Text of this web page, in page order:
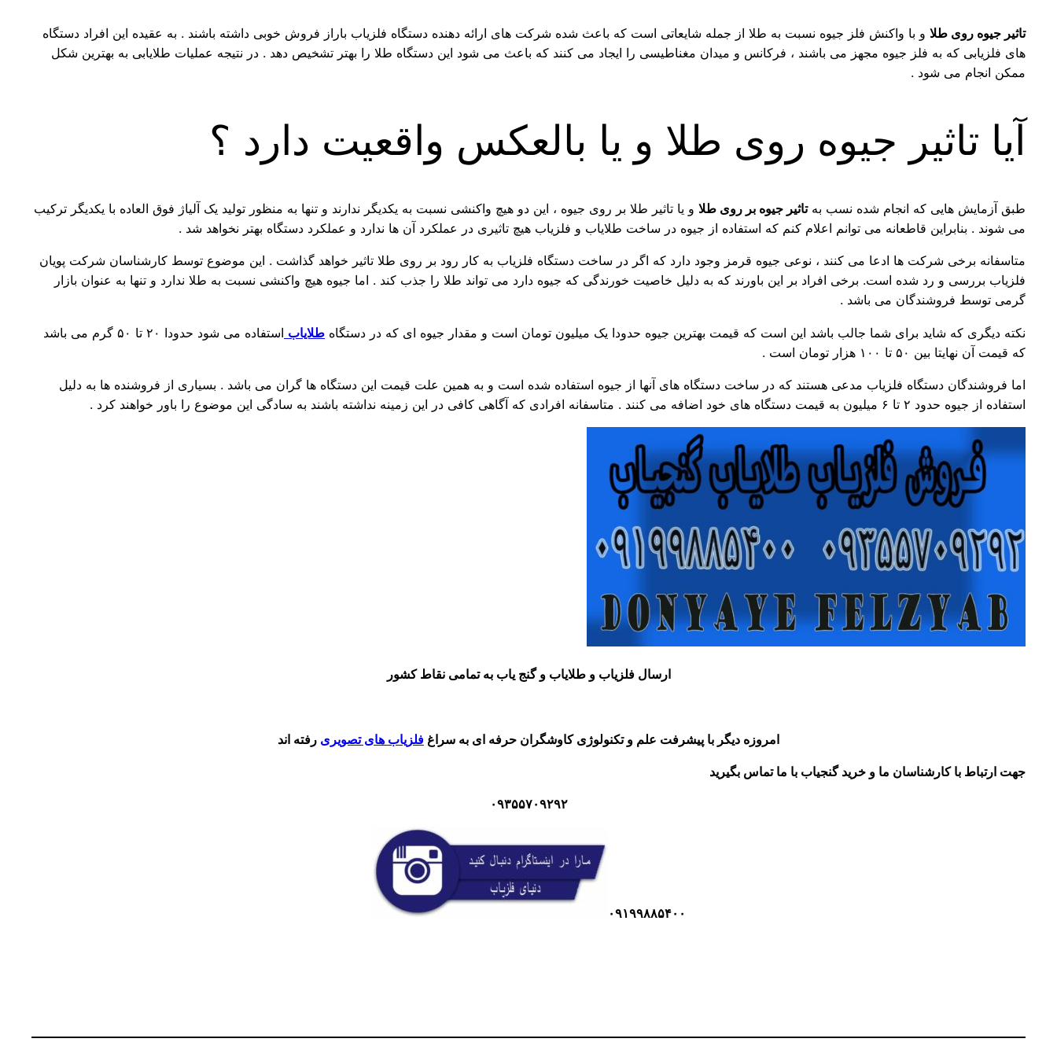
تاثیر جیوه روی طلا و با واکنش فلز جیوه نسبت به طلا از جمله شایعاتی است که باعث شده شرکت های ارائه دهنده دستگاه فلزیاب باراز فروش خوبی داشته باشند . به عقیده این افراد دستگاه
های فلزیابی که به فلز جیوه مجهز می باشند ، فرکانس و میدان مغناطیسی را ایجاد می کنند که باعث می شود این دستگاه طلا را بهتر تشخیص دهد . در نتیجه عملیات طلایابی به بهترین شکل
ممکن انجام می شود .
آیا تاثیر جیوه روی طلا و یا بالعکس واقعیت دارد ؟
طبق آزمایش هایی که انجام شده نسب بهتاثیر جیوه بر روی طلا و یا تاثیر طلا بر روی جیوه ، این دو هیچ واکنشی نسبت به یکدیگر ندارند و تنها به منظور تولید یک آلیاژ فوق العاده با یکدیگر ترکیب
می شوند . بنابراین قاطعانه می توانم اعلام کنم که استفاده از جیوه در ساخت طلایاب و فلزیاب هیچ تاثیری در عملکرد آن ها ندارد و عملکرد دستگاه بهتر نخواهد شد .
متاسفانه برخی شرکت ها ادعا می کنند ، نوعی جیوه قرمز وجود دارد که اگر در ساخت دستگاه فلزیاب به کار رود بر روی طلا تاثیر خواهد گذاشت . این موضوع توسط کارشناسان شرکت پویان
فلزیاب بررسی و رد شده است. برخی افراد بر این باورند که به دلیل خاصیت خورندگی که جیوه دارد می تواند طلا را جذب کند . اما جیوه هیچ واکنشی نسبت به طلا ندارد و تنها به عنوان بازار
گرمی توسط فروشندگان می باشد .
نکته دیگری که شاید برای شما جالب باشد این است که قیمت بهترین جیوه حدودا یک میلیون تومان است و مقدار جیوه ای که در دستگاه طلایاب
استفاده می شود حدودا ۲۰ تا ۵۰ گرم می باشد
که قیمت آن نهایتا بین ۵۰ تا ۱۰۰ هزار تومان است .
اما فروشندگان دستگاه فلزیاب مدعی هستند که در ساخت دستگاه های آنها از جیوه استفاده شده است و به همین علت قیمت این دستگاه ها گران می باشد . بسیاری از فروشنده ها به دلیل
استفاده از جیوه حدود ۲ تا ۶ میلیون به قیمت دستگاه های خود اضافه می کنند . متاسفانه افرادی که آگاهی کافی در این زمینه نداشته باشند به سادگی این موضوع را باور خواهند کرد .
ارسال فلزیاب و طلایاب و گنج یاب به تمامی نقاط کشور
امروزه دیگر با پیشرفت علم و تکنولوژی کاوشگران حرفه ای به سراغ فلزیاب های تصویری رفته اند
جهت ارتباط با کارشناسان ما و خرید گنجیاب با ما تماس بگیرید
۰۹۳۵۵۷۰۹۲۹۲
۰۹۱۹۹۸۸۵۴۰۰